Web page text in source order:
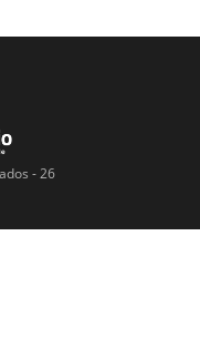
- 26